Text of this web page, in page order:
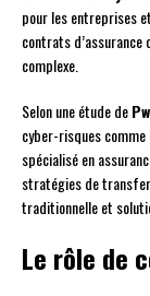
pour les entreprises
contrats
complexe.
Selon une étude de
cyber-risques comme
spécialisé en
stratégies de
traditionnelle et
Le rôle de